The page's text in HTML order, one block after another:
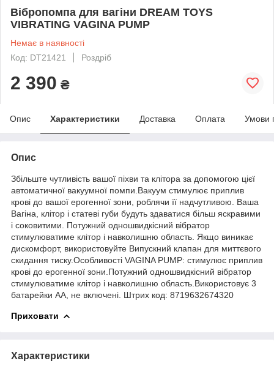
Вібропомпа для вагіни DREAM TOYS
VIBRATING VAGINA PUMP
Немає в наявності
Код: DT21421
Роздріб
2 390 ₴
Опис Характеристики Доставка Оплата Умови
Опис
Збільште чутливість вашої піхви та клітора за допомогою цієї
автоматичної вакуумної помпи.Вакуум стимулює приплив
крові до вашої ерогенної зони, роблячи її надчутливою. Ваша
Вагіна, клітор і статеві губи будуть здаватися більш яскравими
і соковитими. Потужний одношвидкісний вібратор
стимулюватиме клітор і навколишню область. Якщо виникає
дискомфорт, використовуйте Випускний клапан для миттєвого
скидання тиску.Особливості VAGINA PUMP: стимулює приплив
крові до ерогенної зони.Потужний одношвидкісний вібратор
стимулюватиме клітор і навколишню область.Використовує 3
батарейки АА, не включені. Штрих код: 8719632674320
Приховати
Характеристики